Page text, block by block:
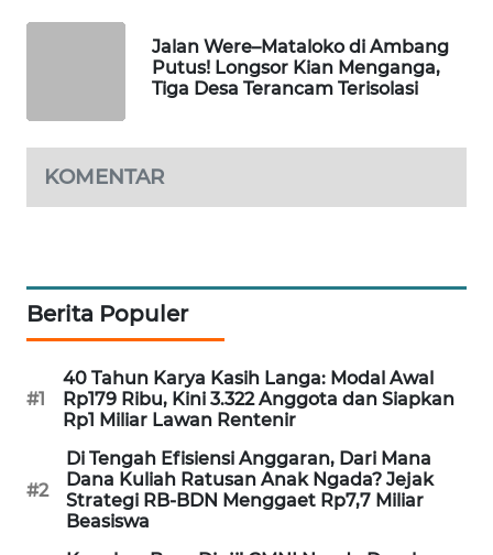
Jalan Were–Mataloko di Ambang
Putus! Longsor Kian Menganga,
Tiga Desa Terancam Terisolasi
KOMENTAR
Berita Populer
#1
40 Tahun Karya Kasih Langa: Modal Awal
Rp179 Ribu, Kini 3.322 Anggota dan Siapkan
Rp1 Miliar Lawan Rentenir
#2
Di Tengah Efisiensi Anggaran, Dari Mana
Dana Kuliah Ratusan Anak Ngada? Jejak
Strategi RB-BDN Menggaet Rp7,7 Miliar
Beasiswa
JAKARTA
KARING
NEWS
MARITIM
NEWS
GARONGGANG
NEWS
FISUELRI